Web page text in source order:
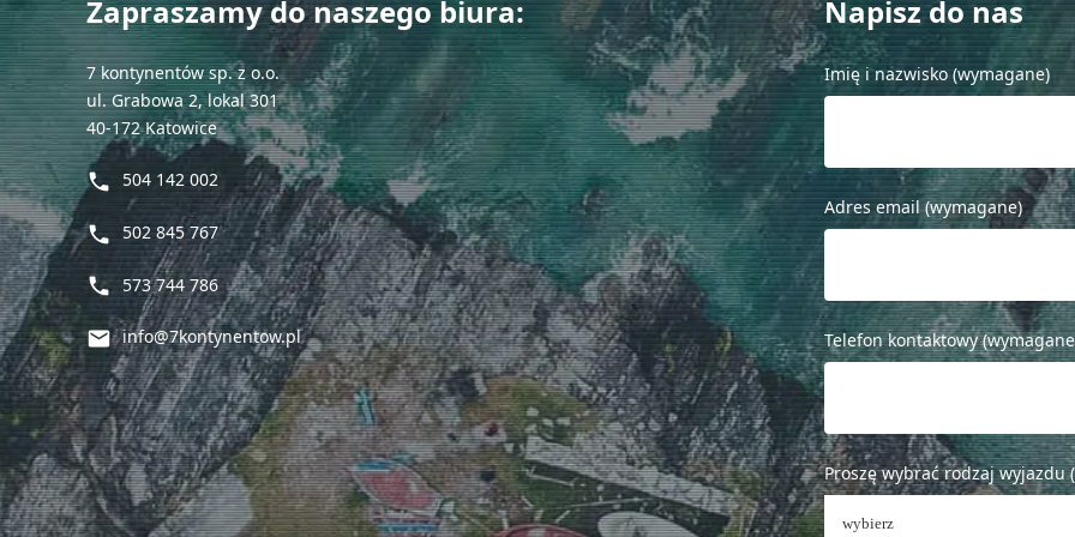
Oświadczam, że zapisując się na newsletter akceptuję politykę prywatności
Please
leave
this
field
empty.
Zapraszamy do naszego biura:
7 kontynentów sp. z o.o.
ul. Grabowa 2, lokal 301
40-172 Katowice
phone 504 142 002
phone 502 845 767
phone 573 744 786
mail info@7kontynentow.pl
Napisz do nas
Imię i nazwisko (wymagane)
Adres email (wymagane)
Telefon kontaktowy
Proszę wybrać rodzaj wyjazdu